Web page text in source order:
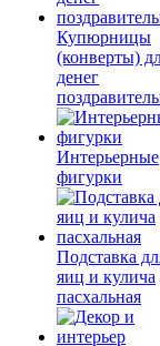
Купюрницы
(конверты)
денег
Интерьерные
фигурки
Подставка
яиц и кулича
пасхальная